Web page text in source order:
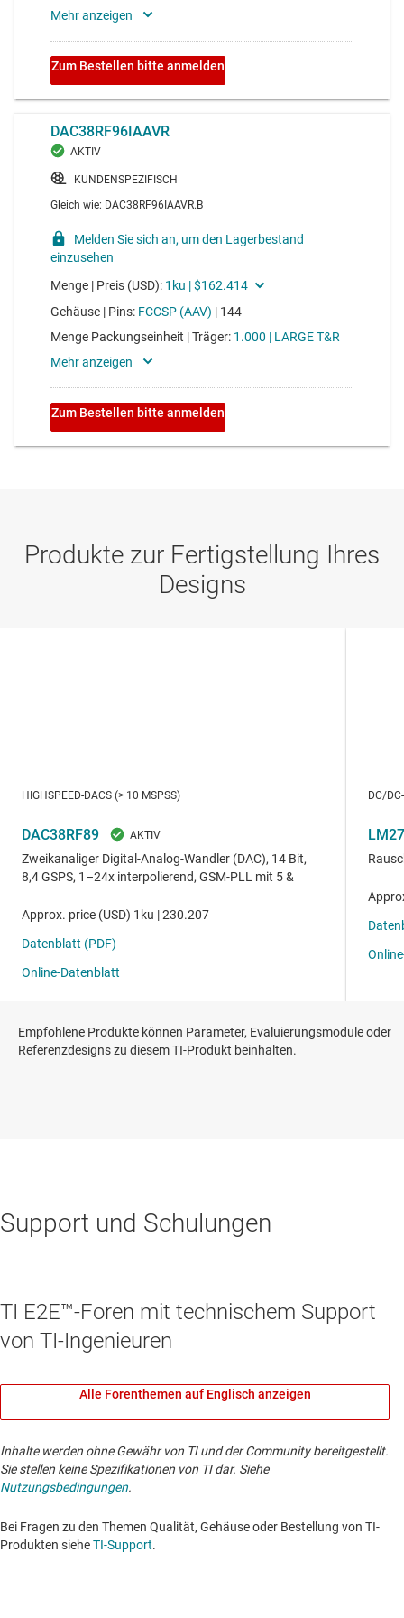
Empfohlene Produkte können Parameter, Evaluierungsmodule oder
Referenzdesigns zu diesem TI-Produkt beinhalten.
Support und Schulungen
TI E2E™-Foren mit technischem Support
von TI-Ingenieuren
Alle Forenthemen auf Englisch anzeigen
Inhalte werden ohne Gewähr von TI und der Community bereitgestellt.
Sie stellen keine Spezifikationen von TI dar. Siehe
Nutzungsbedingungen.
Bei Fragen zu den Themen Qualität, Gehäuse oder Bestellung von TI-
Produkten sieheTI-Support. ​​​​​​​​​​​​​​